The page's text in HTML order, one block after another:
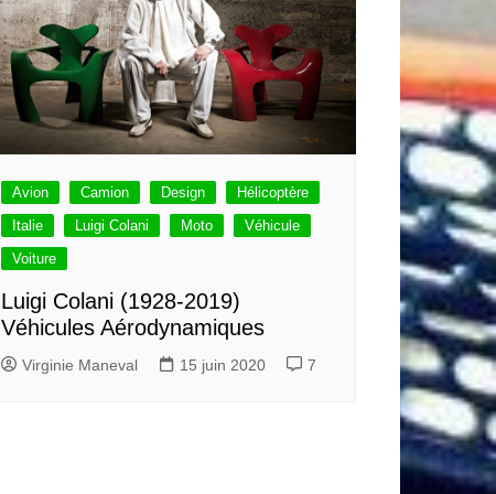
Avion Camion Design
Hélicoptère
Italie
Luigi Colani Moto
Véhicule
Voiture
Luigi Colani (1928-2019)
Véhicules Aérodynamiques
Virginie Maneval 15 juin 2020 7